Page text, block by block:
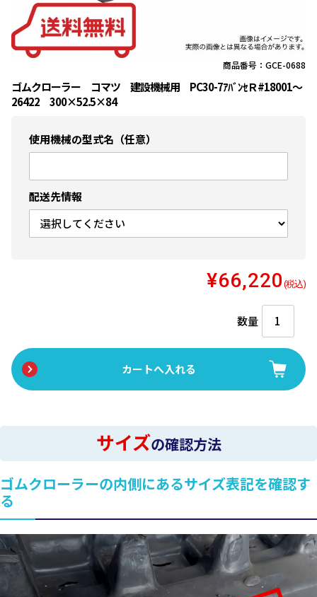
商品番号：GCE-0688
ゴムクローラー コマツ 建設機械用 PC30-7ｱﾊﾞﾝｾＲ#18001〜
26422 300×52.5×84
使用機械の型式名（任意）
配送先情報
¥66,220 (税込)
数量
サイズの確認方法
ゴムクローラーの内側にあるサイズ表記を確認す
る